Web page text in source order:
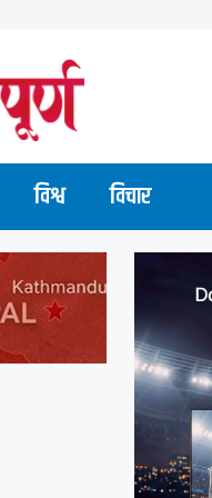
विश्व विचार